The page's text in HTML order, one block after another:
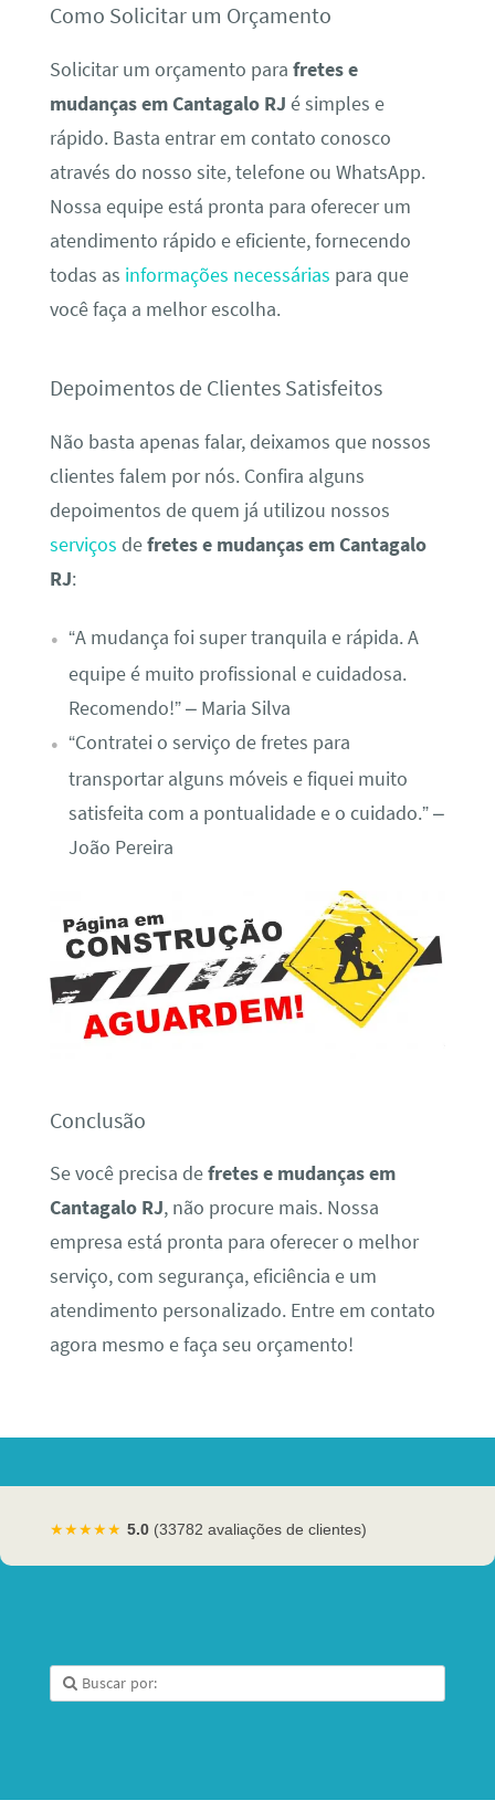
Como Solicitar um Orçamento
Solicitar um orçamento para fretes e
mudanças em Cantagalo RJ é simples e
rápido. Basta entrar em contato conosco
através do nosso site, telefone ou WhatsApp.
Nossa equipe está pronta para oferecer um
atendimento rápido e eficiente, fornecendo
todas as informações necessárias para que
você faça a melhor escolha.
Depoimentos de Clientes Satisfeitos
Não basta apenas falar, deixamos que nossos
clientes falem por nós. Confira alguns
depoimentos de quem já utilizou nossos
serviços defretes e mudanças em Cantagalo
RJ:
“A mudança foi super tranquila e rápida. A
equipe é muito profissional e cuidadosa.
Recomendo!” – Maria Silva
“Contratei o serviço de fretes para
transportar alguns móveis e fiquei muito
satisfeita com a pontualidade e o cuidado.” –
João Pereira
Conclusão
Se você precisa defretes e mudanças em
Cantagalo RJ, não procure mais. Nossa
empresa está pronta para oferecer o melhor
serviço, com segurança, eficiência e um
atendimento personalizado. Entre em contato
agora mesmo e faça seu orçamento!
★★★★★ 5.0 (33782 avaliações de clientes)